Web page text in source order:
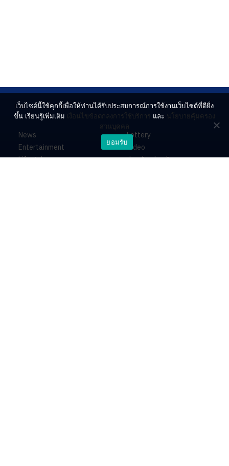
News
Entertainment
Lifestyle
Lottery
Video
ร่วมด้วยช่วยกัน
เว็บไซต์นี้ใช้คุกกี้เพื่อให้ท่านได้รับประสบการณ์การใช้งานเว็บไซต์ที่ดียิ่ง
ขึ้น เรียนรู้เพิ่มเติม เงื่อนไขข้อตกลงการใช้บริการ และ นโยบายคุ้มครอง
ส่วนบุคคล
ยอมรับ